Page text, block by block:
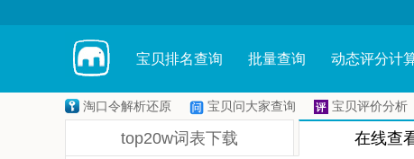
宝贝排名查询 批量查询 动态评分计
淘口令解析还原 宝贝问大家查询 宝贝评价分析
top20w词表下载 在线查